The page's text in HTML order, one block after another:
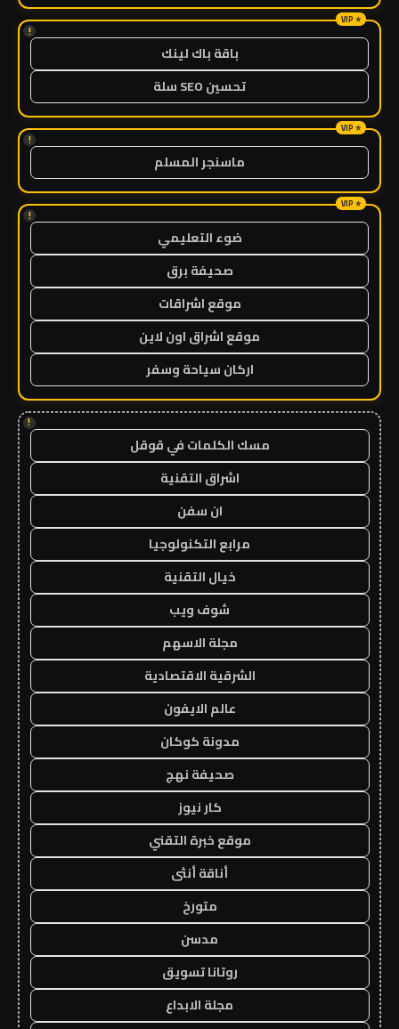
!
باقة باك لينك
تحسين SEO سلة
!
ماسنجر المسلم
!
ضوء التعليمي
صحيفة برق
موقع اشراقات
موقع اشراق اون لاين
اركان سياحة وسفر
!
مسك الكلمات في قوقل
اشراق التقنية
ان سفن
مرابع التكنولوجيا
خيال التقنية
شوف ويب
مجلة الاسهم
الشرقية الاقتصادية
عالم الايفون
مدونة كوكان
صحيفة نهج
كار نيوز
موقع خبرة التقني
أناقة أنثى
متورخ
مدسن
روتانا تسويق
مجلة الابداع